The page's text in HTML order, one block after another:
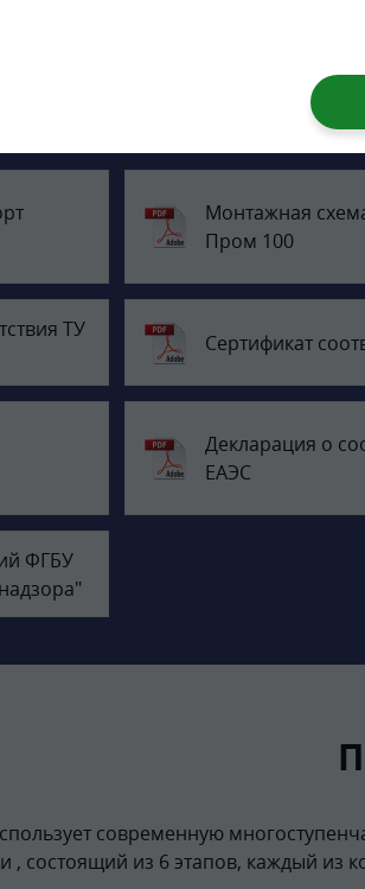
Монтажная
Пром 100
ТУ
Сертификат
Декларация о
ЕАЭС
ФГБУ
современную
, состоящий из 6 этапов, каждый из